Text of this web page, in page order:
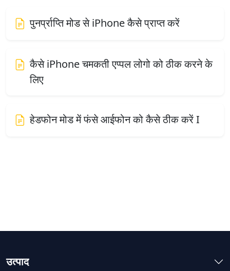
पुनर्प्राप्ति मोड से iPhone कैसे प्राप्त करें
कैसे iPhone चमकती एप्पल लोगो को ठीक करने के
लिए
हेडफोन मोड में फंसे आईफोन को कैसे ठीक करें I
उत्पाद